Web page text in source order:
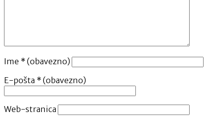
Ime * (obavezno)
E-pošta * (obavezno)
Web-stranica